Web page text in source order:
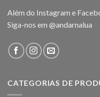
Além do Instagram e
Siga-nos em @andarnalua
CATEGORIAS DE